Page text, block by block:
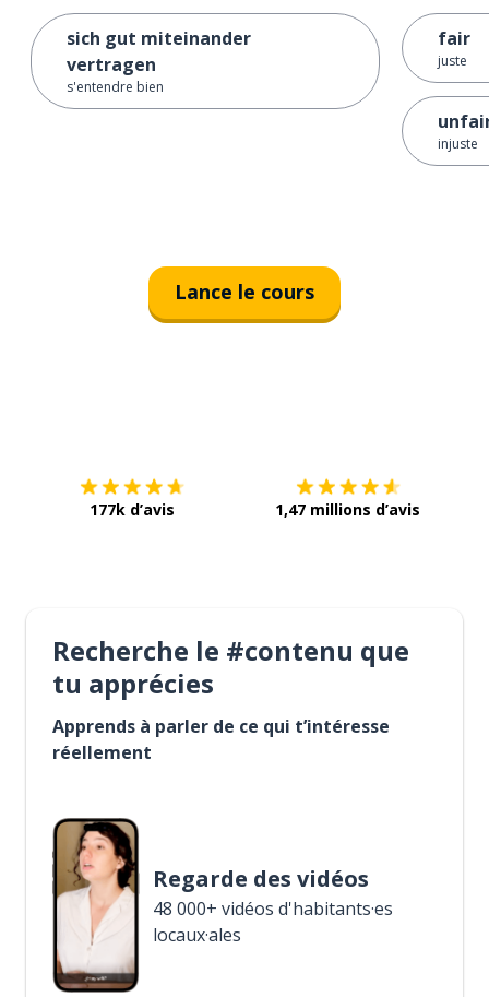
sich gut miteinander
vertragen
s'entendre bien
fair
juste
injuste
Lance le cours
177k d’avis 1,47 millions d’avis
Recherche le #contenu que
tu apprécies
Apprends à parler de ce qui t’intéresse
réellement
Regarde des vidéos
48 000+ vidéos d'habitants·es
locaux·ales